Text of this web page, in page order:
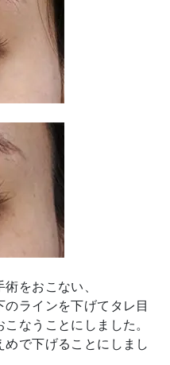
をおこない、
ラインを下げてタレ目
なうことにしました。
で下げることにしまし